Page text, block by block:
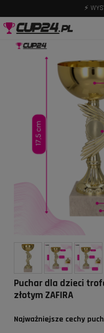
⚡
Puchar dla dzieci
złotym ZAFIRA
Najważniejsze cechy